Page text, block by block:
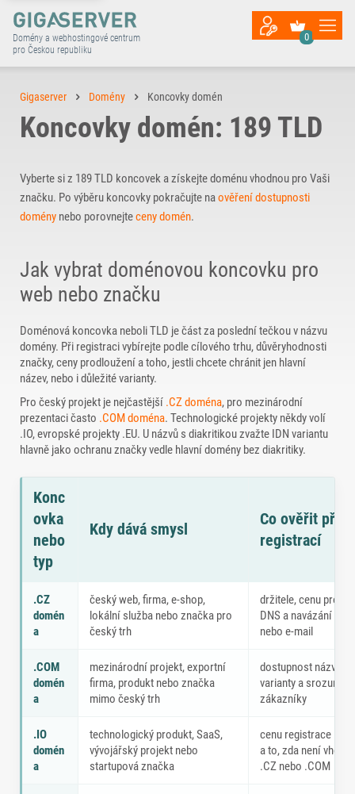
Domény a webhostingové centrum
pro Českou republiku
0
Gigaserver Domény Koncovky domén
Koncovky domén: 189 TLD
Vyberte si z 189 TLD koncovek a získejte doménu vhodnou pro Vaši
značku. Po výběru koncovky pokračujte naověření dostupnosti
domény nebo porovnejteceny domén.
Jak vybrat doménovou koncovku pro
web nebo značku
Doménová koncovka neboli TLD je část za poslední tečkou v názvu
domény. Při registraci vybírejte podle cílového trhu, důvěryhodnosti
značky, ceny prodloužení a toho, jestli chcete chránit jen hlavní
název, nebo i důležité varianty.
Pro český projekt je nejčastější .CZ doména, pro mezinárodní
prezentaci často .COM doména. Technologické projekty někdy volí
.IO, evropské projekty .EU. U názvů s diakritikou zvažte IDN variantu
hlavně jako ochranu značky vedle hlavní domény bez diakritiky.
Konc
ovka
nebo
typ
Kdy dává smysl
Co ověřit před
registrací
.CZ
domén
a
český web, firma, e-shop,
lokální služba nebo značka pro
český trh
držitele, cenu
DNS a navázání na
nebo e-mail
.COM
domén
a
mezinárodní projekt, exportní
firma, produkt nebo značka
mimo český trh
dostupnost názvu,
varianty a
zákazníky
.IO
domén
a
technologický produkt, SaaS,
vývojářský projekt nebo
startupová značka
cenu registrace i
a to, zda není
.CZ nebo .COM